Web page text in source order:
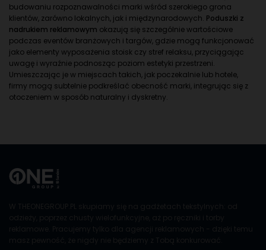
budowaniu rozpoznawalności marki wśród szerokiego grona
klientów, zarówno lokalnych, jak i międzynarodowych. Poduszki z
nadrukiem reklamowym okazują się szczególnie wartościowe
podczas eventów branżowych i targów, gdzie mogą funkcjonować
jako elementy wyposażenia stoisk czy stref relaksu, przyciągając
uwagę i wyraźnie podnosząc poziom estetyki przestrzeni.
Umieszczając je w miejscach takich, jak poczekalnie lub hotele,
firmy mogą subtelnie podkreślać obecność marki, integrując się z
otoczeniem w sposób naturalny i dyskretny.